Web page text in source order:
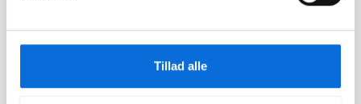
Tillad alle